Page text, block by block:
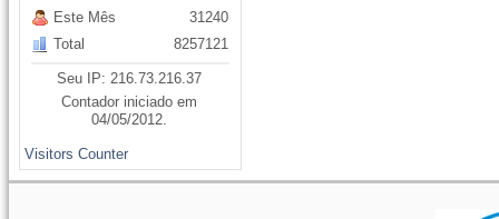
Este Mês
Total
31240
8257121
Seu IP: 216.73.216.37
Contador iniciado em
04/05/2012.
Visitors Counter